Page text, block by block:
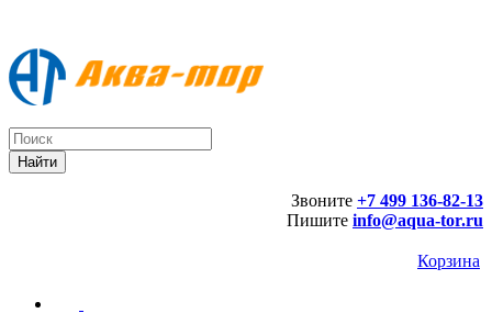
Звоните +7 499 136-82-13
Пишите info@aqua-tor.ru
Корзина